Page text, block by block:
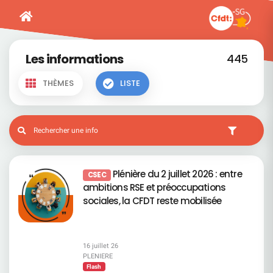
Les informations 445
THÈMES LISTE
CSEC Plénière du 2 juillet 2026 : entre
ambitions RSE et préoccupations
sociales, la CFDT reste mobilisée
16 juillet 26
PLENIERE
Flash